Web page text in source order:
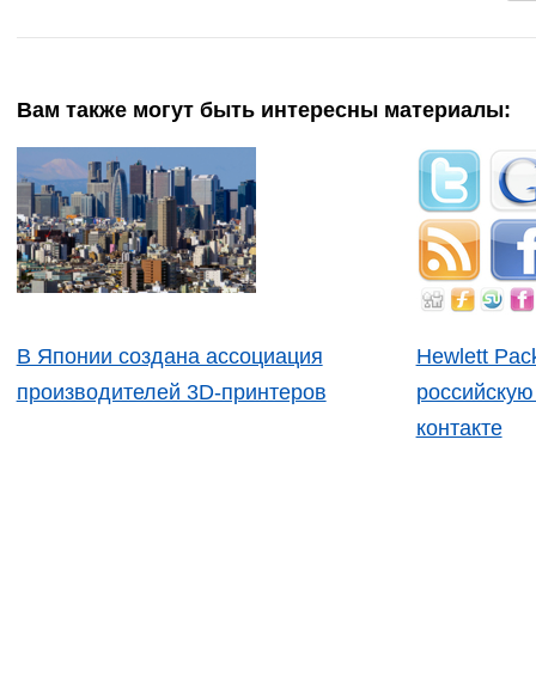
Вам также могут быть интересны материалы:
В Японии создана ассоциация
производителей 3D-принтеров
Hewlett
контакте